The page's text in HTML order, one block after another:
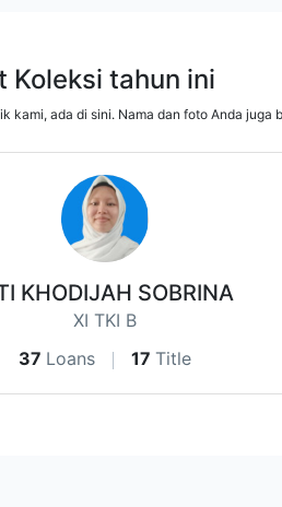
Koleksi tahun ini
kami, ada di sini. Nama dan foto Anda
KHODIJAH SOBRINA
XI TKI B
37 Loans 17 Title